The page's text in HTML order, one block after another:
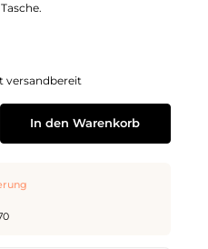
versandbereit
Wert ein oder benutze die
In den Warenkorb